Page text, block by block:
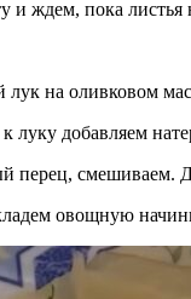
ждем, пока листья
на оливковом
добавляем
перец,
овощную